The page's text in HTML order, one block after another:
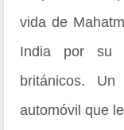
vida de
India por su
británicos.
automóvil que